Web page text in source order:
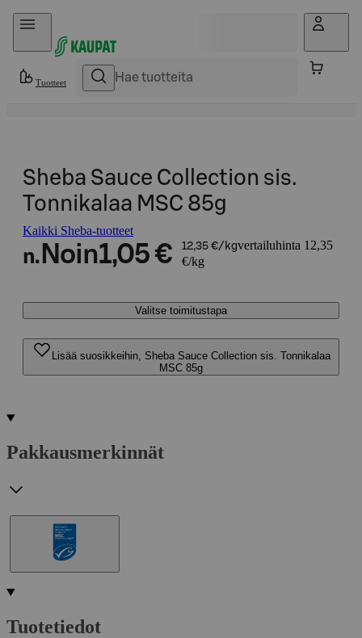
Hyppää sisältöön
Tuotteet
Sheba Sauce Collection sis.
Tonnikalaa MSC 85g
Kaikki Sheba-tuotteet
n. Noin1,05 € 12,35 €/kgvertailuhinta 12,35
€/kg
Valitse toimitustapa
Lisää suosikkeihin, Sheba Sauce Collection sis. Tonnikalaa
MSC 85g
Pakkausmerkinnät
Tuotetiedot